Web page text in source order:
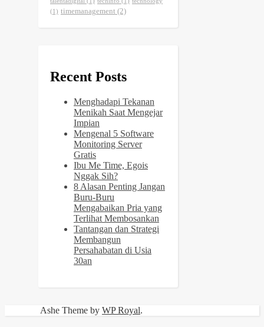
(1) timemanagement (2)
Recent Posts
Menghadapi Tekanan
Menikah Saat Mengejar
Impian
Mengenal 5 Software
Monitoring Server
Gratis
Ibu Me Time, Egois
Nggak Sih?
8 Alasan Penting Jangan
Buru-Buru
Mengabaikan Pria yang
Terlihat Membosankan
Tantangan dan Strategi
Membangun
Persahabatan di Usia
30an
Ashe Theme by WP Royal.